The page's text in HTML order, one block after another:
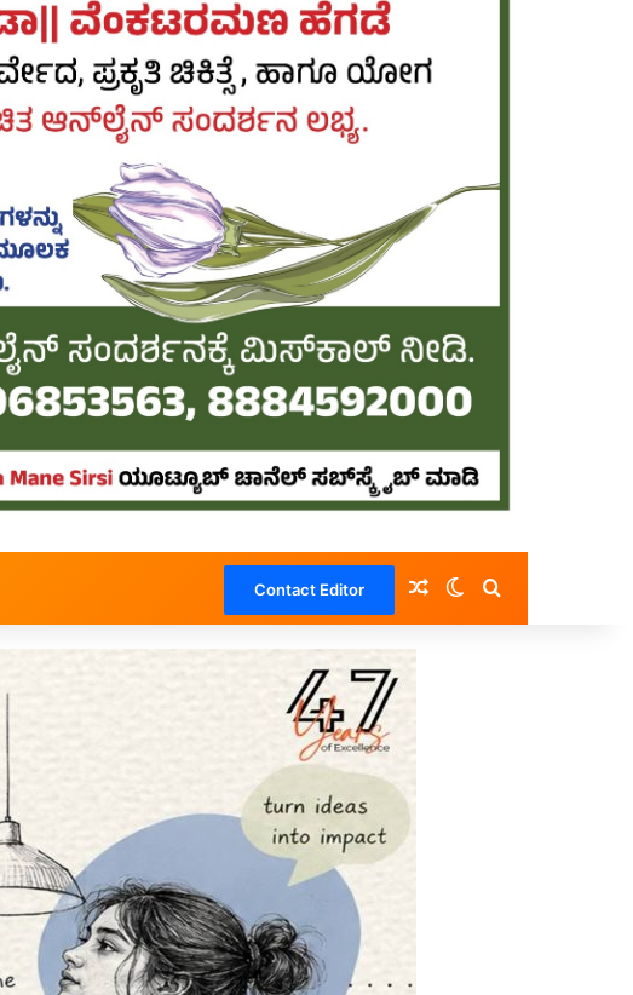
Contact Editor Random Article
Switch skin
Search for